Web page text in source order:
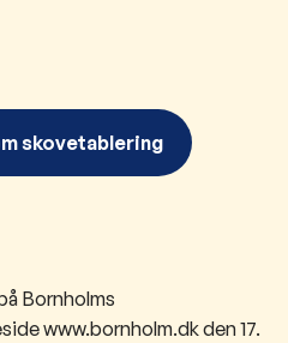
skovetablering
Bornholms
www.bornholm.dk den 17.